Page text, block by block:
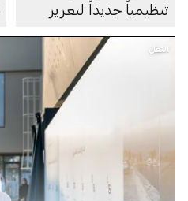
تنظيمياً جديداً لتعزيز
البحرية الذاتية في
النقل